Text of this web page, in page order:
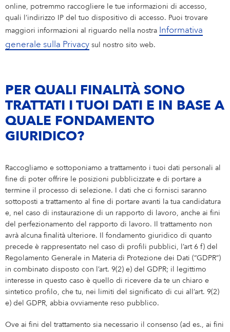
online, potremmo raccogliere le tue informazioni di accesso,
quali l’indirizzo IP del tuo dispositivo di accesso. Puoi trovare
maggiori informazioni al riguardo nella nostra
Informativa
generale sulla Privacy sul nostro sito web.
PER QUALI FINALITÀ SONO
TRATTATI I TUOI DATI E IN BASE A
QUALE FONDAMENTO
GIURIDICO?
Raccogliamo e sottoponiamo a trattamento i tuoi dati personali al
fine di poter offrire le posizioni pubblicizzate e di portare a
termine il processo di selezione. I dati che ci fornisci saranno
sottoposti a trattamento al fine di portare avanti la tua candidatura
e, nel caso di instaurazione di un rapporto di lavoro, anche ai fini
del perfezionamento del rapporto di lavoro. Il trattamento non
avrà alcuna finalità ulteriore. Il fondamento giuridico di quanto
precede è rappresentato nel caso di profili pubblici, l’art 6 f) del
Regolamento Generale in Materia di Protezione dei Dati (“GDPR”)
in combinato disposto con l’art. 9(2) e) del GDPR; il legittimo
interesse in questo caso è quello di ricevere da te un chiaro e
sintetico profilo, che tu, nei limiti del significato di cui all’art. 9(2)
e) del GDPR, abbia ovviamente reso pubblico.
Ove ai fini del trattamento sia necessario il consenso (ad es., ai fini